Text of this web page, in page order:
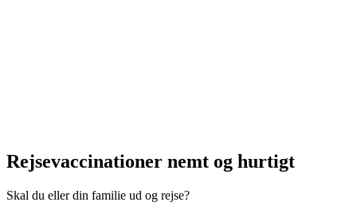
Rejsevaccinationer nemt og hurtigt
Skal du eller din familie ud og rejse?